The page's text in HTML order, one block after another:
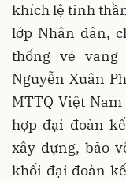
khích lệ tinh
lớp Nhân dân,
thống vẻ vang
Nguyễn Xuân
MTTQ Việt
hợp đại đoàn
xây dựng, bảo
khối đại đoàn